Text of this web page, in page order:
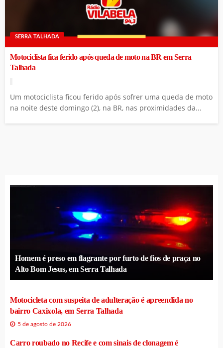
SERRA TALHADA
Motociclista fica ferido após queda de moto na BR em Serra
Talhada
Um motociclista ficou ferido após sofrer uma queda de moto
na noite deste domingo (2), na BR, nas proximidades da...
Homem é preso em flagrante por furto de fios de praça no
Alto Bom Jesus, em Serra Talhada
Motocicleta com suspeita de adulteração é apreendida no
bairro Caxixola, em Serra Talhada
5 de agosto de 2026
Carro roubado no Recife e com sinais de clonagem é